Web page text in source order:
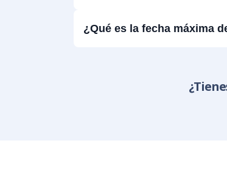
¿Qué es la fecha máxima